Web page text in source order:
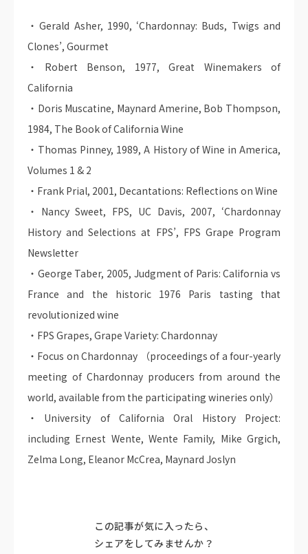
・Gerald Asher, 1990, ‘Chardonnay: Buds, Twigs and
Clones’, Gourmet
・Robert Benson, 1977, Great Winemakers of
California
・Doris Muscatine, Maynard Amerine, Bob Thompson,
1984, The Book of California Wine
・Thomas Pinney, 1989, A History of Wine in America,
Volumes 1 & 2
・Frank Prial, 2001, Decantations: Reflections on Wine
・Nancy Sweet, FPS, UC Davis, 2007, ‘Chardonnay
History and Selections at FPS’, FPS Grape Program
Newsletter
・George Taber, 2005, Judgment of Paris: California vs
France and the historic 1976 Paris tasting that
revolutionized wine
・FPS Grapes, Grape Variety: Chardonnay
・Focus on Chardonnay （proceedings of a four-yearly
meeting of Chardonnay producers from around the
world, available from the participating wineries only）
・University of California Oral History Project:
including Ernest Wente, Wente Family, Mike Grgich,
Zelma Long, Eleanor McCrea, Maynard Joslyn
この記事が気に入ったら、
シェアをしてみませんか？